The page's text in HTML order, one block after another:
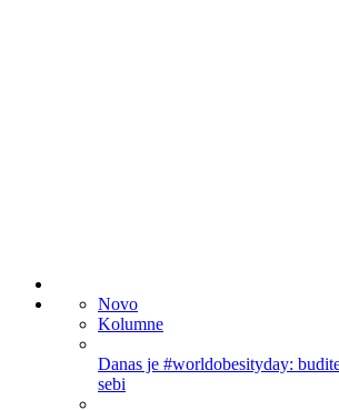
Novo
Kolumne
Danas je #worldobesityday:
sebi